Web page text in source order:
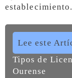
establecimiento.
Lee este
Tipos de
Ourense